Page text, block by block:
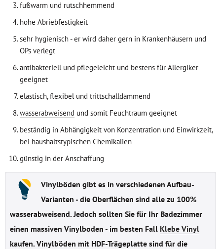
fußwarm und rutschhemmend
hohe Abriebfestigkeit
sehr hygienisch - er wird daher gern in Krankenhäusern und
OPs verlegt
antibakteriell und pflegeleicht und bestens für Allergiker
geeignet
elastisch, flexibel und trittschalldämmend
wasserabweisend und somit Feuchtraum geeignet
beständig in Abhängigkeit von Konzentration und Einwirkzeit,
bei haushaltstypischen Chemikalien
günstig in der Anschaffung
Vinylböden gibt es in verschiedenen Aufbau-
Varianten - die Oberflächen sind alle zu 100%
wasserabweisend. Jedoch sollten Sie für Ihr Badezimmer
einen massiven Vinylboden - im besten Fall Klebe Vinyl
kaufen. Vinylböden mit HDF-Trägeplatte sind für die